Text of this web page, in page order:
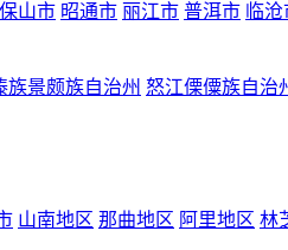
保山市 昭通市 丽江市 普洱市 临
族景颇族自治州 怒江傈僳族自治
山南地区 那曲地区 阿里地区 林